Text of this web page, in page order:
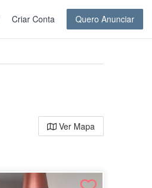
Criar Conta Quero Anunciar
Ver Mapa